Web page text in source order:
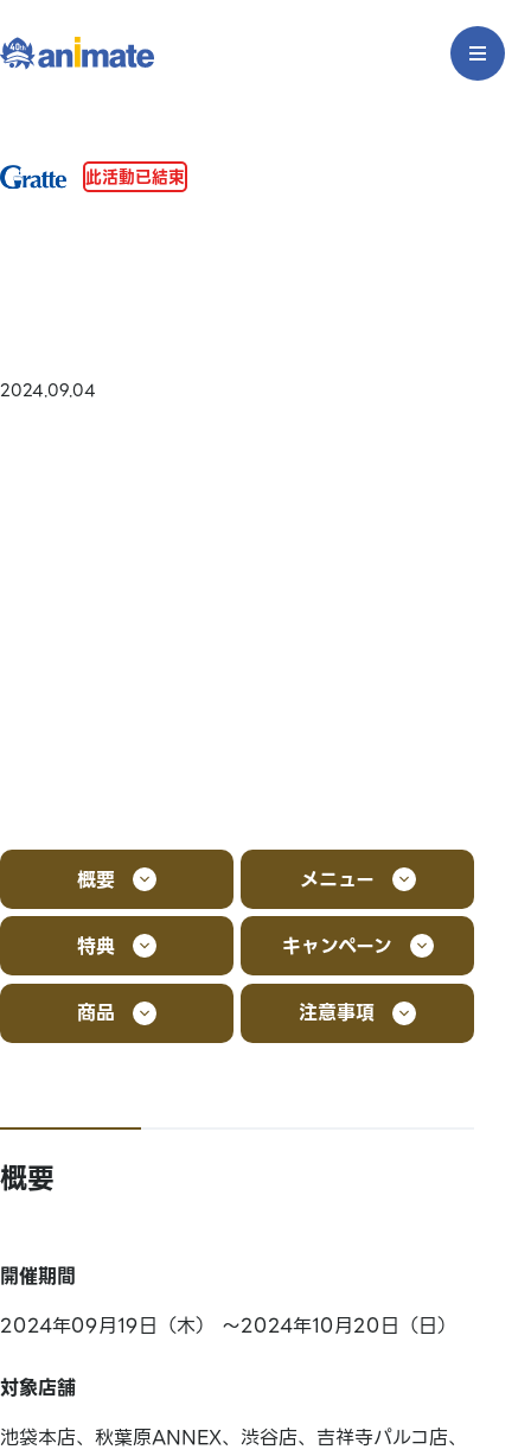
此活動已結束
2024.09.04
概要 メニュー
特典 キャンペーン
商品 注意事項
概要
開催期間
2024年09月19日（木） ～2024年10月20日（日）
対象店舗
池袋本店、秋葉原ANNEX、渋谷店、吉祥寺パルコ店、